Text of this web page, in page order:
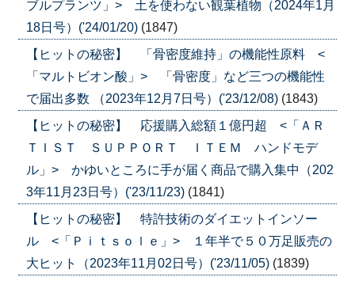
ブルプランツ」> 土を使わない観葉植物（2024年1月
18日号）('24/01/20) (1847)
【ヒットの秘密】 「骨密度維持」の機能性原料 <
「マルトビオン酸」> 「骨密度」など三つの機能性
で届出多数 （2023年12月7日号）('23/12/08) (1843)
【ヒットの秘密】 応援購入総額１億円超 <「ＡＲ
ＴＩＳＴ ＳＵＰＰＯＲＴ ＩＴＥＭ ハンドモデ
ル」> かゆいところに手が届く商品で購入集中（202
3年11月23日号）('23/11/23) (1841)
【ヒットの秘密】 特許技術のダイエットインソー
ル <「Ｐｉｔｓｏｌｅ」> １年半で５０万足販売の
大ヒット（2023年11月02日号）('23/11/05) (1839)